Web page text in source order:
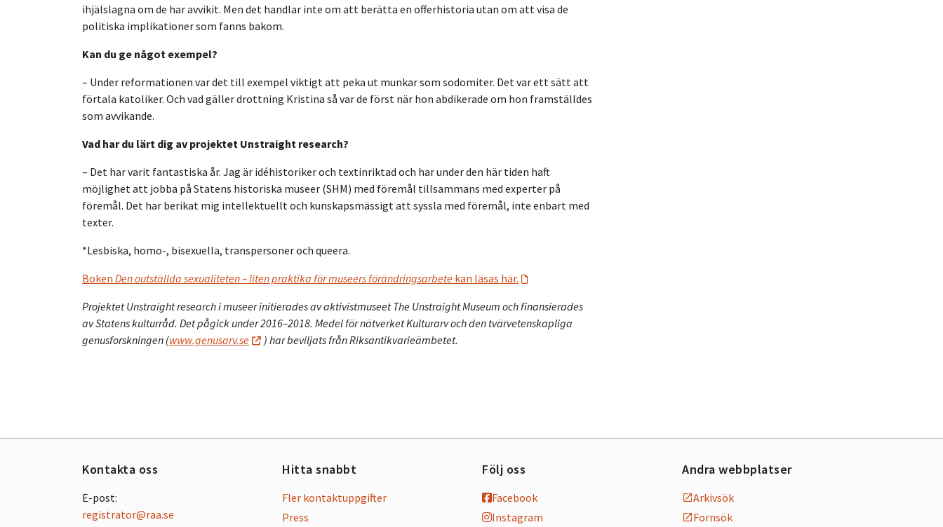
ihjälslagna om de har avvikit. Men det handlar inte om att berätta en offerhistoria utan om att visa de
politiska implikationer som fanns bakom.
Kan du ge något exempel?
– Under reformationen var det till exempel viktigt att peka ut munkar som sodomiter. Det var ett sätt att
förtala katoliker. Och vad gäller drottning Kristina så var de först när hon abdikerade om hon framställdes
som avvikande.
Vad har du lärt dig av projektet Unstraight research?
– Det har varit fantastiska år. Jag är idéhistoriker och textinriktad och har under den här tiden haft
möjlighet att jobba på Statens historiska museer (SHM) med föremål tillsammans med experter på
föremål. Det har berikat mig intellektuellt och kunskapsmässigt att syssla med föremål, inte enbart med
texter.
*Lesbiska, homo-, bisexuella, transpersoner och queera.
Boken Den outställda sexualiteten – liten praktika för museers förändringsarbete kan läsas här.
Projektet Unstraight research i museer initierades av aktivistmuseet The Unstraight Museum och finansierades
av Statens kulturråd. Det pågick under 2016–2018. Medel för nätverket Kulturarv och den tvärvetenskapliga
genusforskningen (www.genusarv.se ) har beviljats från Riksantikvarieämbetet.
Kontakta oss
E-post:
registrator@raa.se
Hitta snabbt
Fler kontaktuppgifter
Press
Följ oss
Facebook
Instagram
Andra webbplatser
Arkivsök
Fornsök